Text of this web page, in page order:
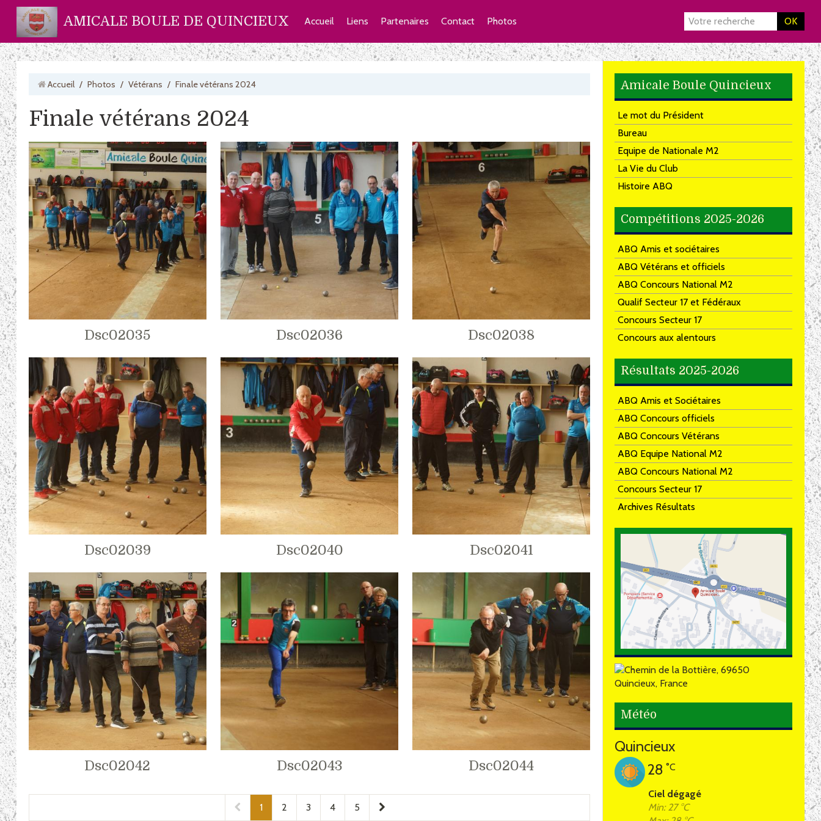
AMICALE BOULE DE QUINCIEUX OK
Accueil Liens Partenaires Contact Photos
Accueil / Photos / Vétérans / Finale vétérans 2024
Finale vétérans 2024
Dsc02035 Dsc02036 Dsc02038
Dsc02039 Dsc02040 Dsc02041
Dsc02042 Dsc02043 Dsc02044
1 2 3 4 5
Amicale Boule Quincieux
Le mot du Président
Bureau
Equipe de Nationale M2
La Vie du Club
Histoire ABQ
Compétitions 2025-2026
ABQ Amis et sociétaires
ABQ Vétérans et officiels
ABQ Concours National M2
Qualif Secteur 17 et Fédéraux
Concours Secteur 17
Concours aux alentours
Résultats 2025-2026
ABQ Amis et Sociétaires
ABQ Concours officiels
ABQ Concours Vétérans
ABQ Equipe National M2
ABQ Concours National M2
Concours Secteur 17
Archives Résultats
Météo
Quincieux
28 °C
Ciel dégagé
Min: 27 °C